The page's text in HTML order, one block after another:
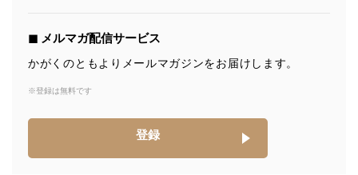
個人情報の取得・利用・提供について
当社は、個人情報の取得・利用・提供に際して、その利
達成に必要な範囲内で適法かつ公正な手段によって取
個人情報は、同意を得ずに目的外利用、第三者への提
供・開示は行いません。当社においてはこれらの取り組
◼︎ メルマガ配信サービス
かがくのともよりメールマガジンをお届けします。
※登録は無料です
登録